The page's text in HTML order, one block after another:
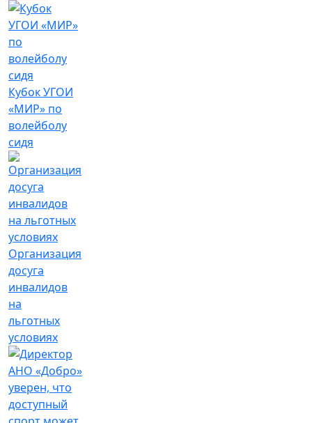
Кубок УГОИ
«МИР» по
волейболу
сидя
Организация
досуга
инвалидов
на
льготных
условиях